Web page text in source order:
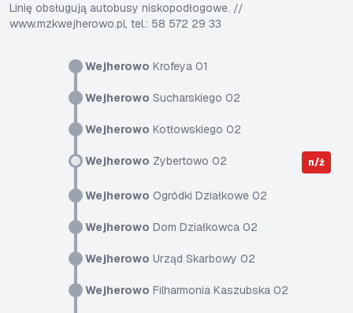
Wejherowo Krofeya 01
Wejherowo Sucharskiego 02
Wejherowo Kotłowskiego 02
Wejherowo Zybertowo 02 n/ż
Wejherowo Ogródki Działkowe 02
Wejherowo Dom Działkowca 02
Wejherowo Urząd Skarbowy 02
Wejherowo Filharmonia Kaszubska 02
Linię obsługują autobusy niskopodłogowe. //
www.mzkwejherowo.pl, tel.: 58 572 29 33